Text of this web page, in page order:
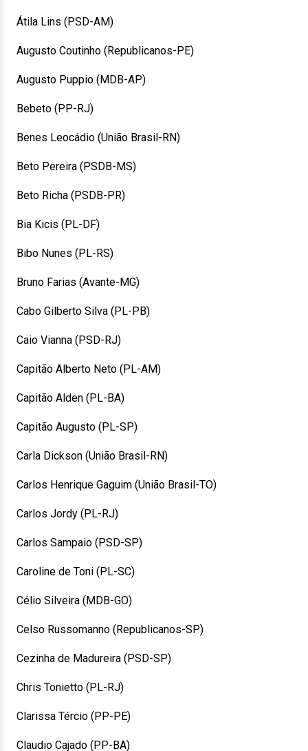
Átila Lins (PSD-AM)
Augusto Coutinho (Republicanos-PE)
Augusto Puppio (MDB-AP)
Bebeto (PP-RJ)
Benes Leocádio (União Brasil-RN)
Beto Pereira (PSDB-MS)
Beto Richa (PSDB-PR)
Bia Kicis (PL-DF)
Bibo Nunes (PL-RS)
Bruno Farias (Avante-MG)
Cabo Gilberto Silva (PL-PB)
Caio Vianna (PSD-RJ)
Capitão Alberto Neto (PL-AM)
Capitão Alden (PL-BA)
Capitão Augusto (PL-SP)
Carla Dickson (União Brasil-RN)
Carlos Henrique Gaguim (União Brasil-TO)
Carlos Jordy (PL-RJ)
Carlos Sampaio (PSD-SP)
Caroline de Toni (PL-SC)
Célio Silveira (MDB-GO)
Celso Russomanno (Republicanos-SP)
Cezinha de Madureira (PSD-SP)
Chris Tonietto (PL-RJ)
Clarissa Tércio (PP-PE)
Claudio Cajado (PP-BA)